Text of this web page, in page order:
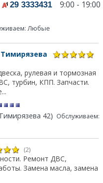
29 3333431 9:00 - 19:00
Любые
рулевая и тормозная
турбин, КПП. Запчасти.
42) Обслуживаем:
(2)
Ремонт ДВС,
Замена масла, замена